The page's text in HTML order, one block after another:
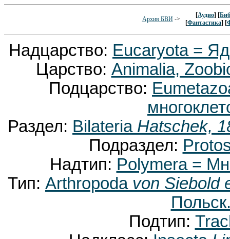
Архив БВИ->
[Аудио] [
[Фантастика] [
Надцарство: Eucaryota =
Царство: Animalia,
Подцарство:
Раздел: Bilateria Hatschek,
Подраздел:
Надтип: Polymera =
Тип: Arthropoda von Siebold
Подтип: